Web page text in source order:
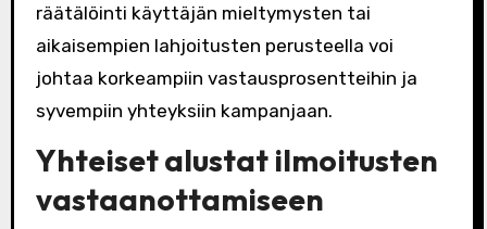
räätälöinti käyttäjän mieltymysten tai
aikaisempien lahjoitusten perusteella voi
johtaa korkeampiin vastausprosentteihin ja
syvempiin yhteyksiin kampanjaan.
Yhteiset alustat ilmoitusten
vastaanottamiseen